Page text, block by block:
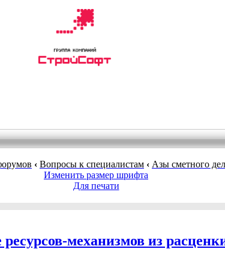
‹ Вопросы к специалистам ‹ Азы сметного
Изменить размер шрифта
Для печати
ресурсов-механизмов из